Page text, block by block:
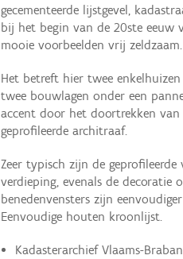
gecementeerde lijstgevel,
bij het begin van de 20ste eeuw
mooie voorbeelden vrij zeldzaam.
Het betreft hier twee
twee bouwlagen onder een
accent door het doortrekken van
geprofileerde architraaf.
Zeer typisch zijn de
verdieping, evenals de decoratie
benedenvensters zijn
Eenvoudige houten kroonlijst.
Kadasterarchief Vlaams-